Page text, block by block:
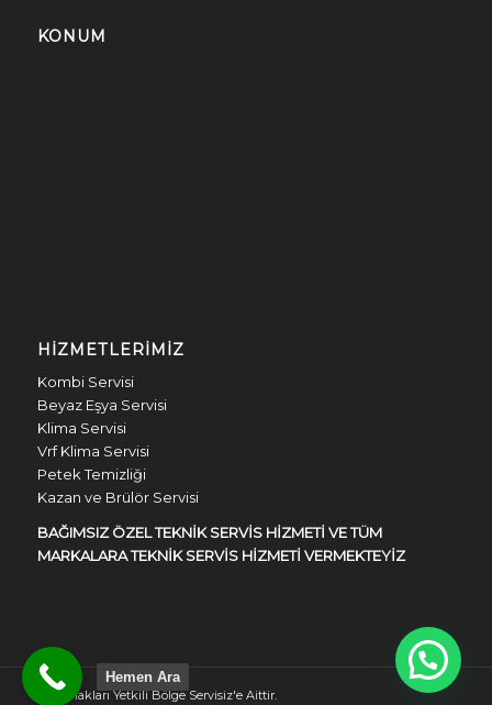
KONUM
HIZMETLERIMIZ
Kombi Servisi
Beyaz Eşya Servisi
Klima Servisi
Vrf Klima Servisi
Petek Temizliği
Kazan ve Brülör Servisi
BAĞIMSIZ ÖZEL TEKNİK SERVİS HİZMETİ VE TÜM
MARKALARA TEKNİK SERVİS HİZMETİ VERMEKTEYİZ
Tüm Hakları Yetkili Bölge Servisiz'e Aittir.
Hemen Ara